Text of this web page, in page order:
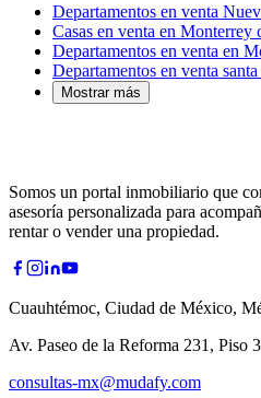
Departamentos en venta
Casas en venta en Monterrey
Departamentos en venta en
Departamentos en venta
Mostrar más
Somos un portal inmobiliario que
asesoría personalizada para
rentar o vender una propiedad.
Cuauhtémoc, Ciudad de México,
Av. Paseo de la Reforma 231, Piso 3
consultas-mx@mudafy.com